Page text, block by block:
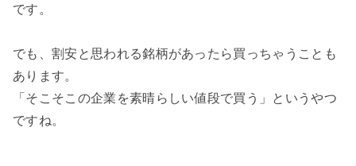
です。
でも、割安と思われる銘柄があったら買っちゃうことも
あります。
「そこそこの企業を素晴らしい値段で買う」というやつ
ですね。